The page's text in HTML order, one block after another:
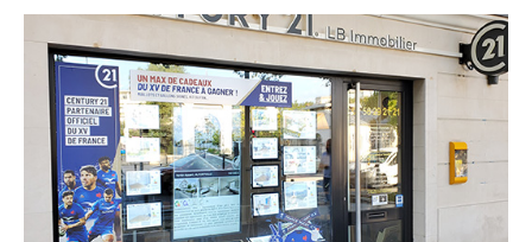
CENTURY 21 LB Immobilier
40 avenue du Général de Gaulle
MAISONS ALFORT - 94700
Envoyer un message